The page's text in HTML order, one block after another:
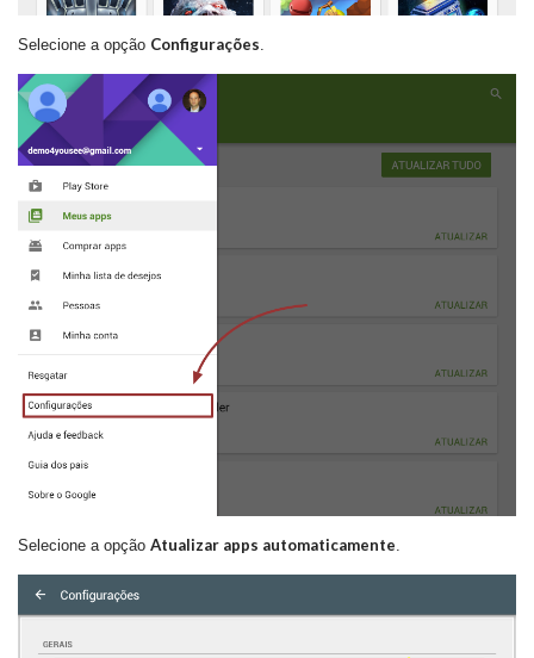
Selecione a opção Configurações
Selecione a opção Atualizar apps automaticamente.